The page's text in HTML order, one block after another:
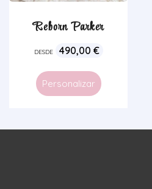
Reborn Parker
DESDE 490,00 €
Personalizar